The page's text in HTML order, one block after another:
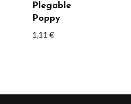
Plegable
Poppy
1,11 €